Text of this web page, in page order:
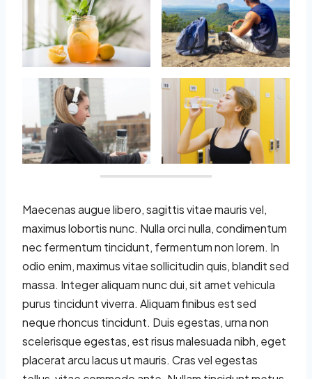
Maecenas augue libero, sagittis vitae mauris vel,
maximus lobortis nunc. Nulla orci nulla, condimentum
nec fermentum tincidunt, fermentum non lorem. In
odio enim, maximus vitae sollicitudin quis, blandit sed
massa. Integer aliquam nunc dui, sit amet vehicula
purus tincidunt viverra. Aliquam finibus est sed
neque rhoncus tincidunt. Duis egestas, urna non
scelerisque egestas, est risus malesuada nibh, eget
placerat arcu lacus ut mauris. Cras vel egestas